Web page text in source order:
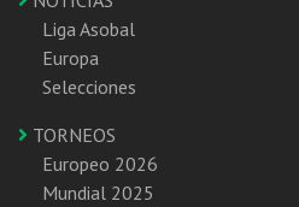
Liga Asobal
Europa
Selecciones
TORNEOS
Europeo 2026
Mundial 2025